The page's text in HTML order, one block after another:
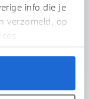
info die je
verzameld, op